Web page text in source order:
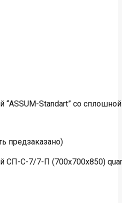
Standart” со
предзаказано)
СП-С-7/7-П (700х700х850)